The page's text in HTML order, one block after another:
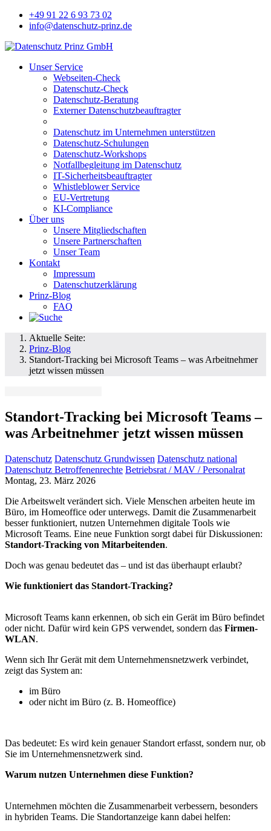
+49 91 22 6 93 73 02
info@datenschutz-prinz.de
Unser Service
Webseiten-Check
Datenschutz-Check
Datenschutz-Beratung
Externer Datenschutzbeauftragter
Datenschutz im Unternehmen unterstützen
Datenschutz-Schulungen
Datenschutz-Workshops
Notfallbegleitung im Datenschutz
IT-Sicherheitsbeauftragter
Whistleblower Service
EU-Vertretung
KI-Compliance
Über uns
Unsere Mitgliedschaften
Unsere Partnerschaften
Unser Team
Kontakt
Impressum
Datenschutzerklärung
Prinz-Blog
FAQ
Aktuelle Seite:
Prinz-Blog
Standort-Tracking bei Microsoft Teams – was Arbeitnehmer
jetzt wissen müssen
Standort-Tracking bei Microsoft Teams –
was Arbeitnehmer jetzt wissen müssen
Datenschutz Datenschutz Grundwissen Datenschutz national
Datenschutz Betroffenenrechte Betriebsrat / MAV / Personalrat
Montag, 23. März 2026
Die Arbeitswelt verändert sich. Viele Menschen arbeiten heute im
Büro, im Homeoffice oder unterwegs. Damit die Zusammenarbeit
besser funktioniert, nutzen Unternehmen digitale Tools wie
Microsoft Teams. Eine neue Funktion sorgt dabei für Diskussionen:
Standort-Tracking von Mitarbeitenden.
Doch was genau bedeutet das – und ist das überhaupt erlaubt?
Wie funktioniert das Standort-Tracking?
Microsoft Teams kann erkennen, ob sich ein Gerät im Büro befindet
oder nicht. Dafür wird kein GPS verwendet, sondern das Firmen-
WLAN.
Wenn sich Ihr Gerät mit dem Unternehmensnetzwerk verbindet,
zeigt das System an:
im Büro
oder nicht im Büro (z. B. Homeoffice)
Das bedeutet: Es wird kein genauer Standort erfasst, sondern nur, ob
Sie im Unternehmensnetzwerk sind.
Warum nutzen Unternehmen diese Funktion?
Unternehmen möchten die Zusammenarbeit verbessern, besonders
in hybriden Teams. Die Standortanzeige kann dabei helfen: